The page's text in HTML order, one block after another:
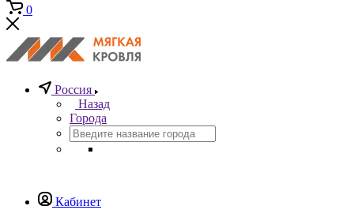
0
Россия
Назад
Города
Кабинет